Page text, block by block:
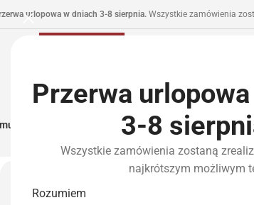
Przerwa
3-8
Wszystkie zamówienia zostaną
najkrótszym możliwym
Rozumiem
urlopowa w dniach 3-8 sierpnia. Wszystkie zamówienia
I Zasilanie Części I Tuning HPA
Strona główna»Marki »JTG
Magazyn własny